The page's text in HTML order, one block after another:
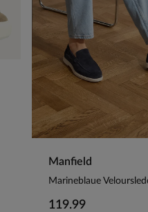
Manfield
Marineblaue
119.99